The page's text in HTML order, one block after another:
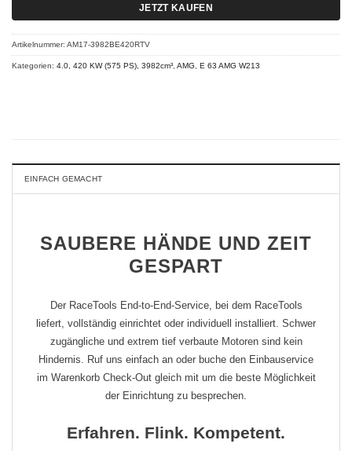
JETZT KAUFEN
Artikelnummer: AM17-3982BE420RTV
Kategorien: 4.0, 420 KW (575 PS), 3982cm³ AMG E 63 AMG W213
EINFACH GEMACHT
SAUBERE HÄNDE UND ZEIT
GESPART
Der RaceTools End-to-End-Service, bei dem RaceTools
liefert, vollständig einrichtet oder individuell installiert. Schwer
zugängliche und extrem tief verbaute Motoren sind kein
Hindernis. Ruf uns einfach an oder buche den Einbauservice
im Warenkorb Check-Out gleich mit um die beste Möglichkeit
der Einrichtung zu besprechen.
Erfahren. Flink. Kompetent.